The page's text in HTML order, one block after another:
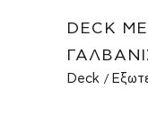
DECK
Deck